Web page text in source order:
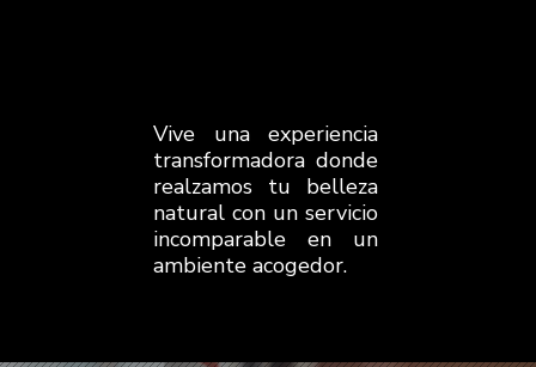
Vive una experiencia
transformadora donde
realzamos tu belleza
natural con un servicio
incomparable en un
ambiente acogedor.